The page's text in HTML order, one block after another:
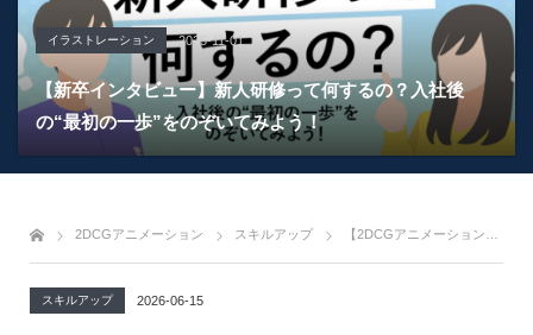
イラストレーション 2025-11-01
【新卒インタビュー】新人研修って何するの？入社後
の“最初の一歩”をのぞいてみよう！
VTuber 2026-01-07
アニメチームポートフォリオ 「いるるのお部屋」背景
アニメーション
スキルアップ 2025-07-01
アニメーション ポートフォリオのススメ～構成とイラス
ト～
プロジェクトマネジメント 2026-05-18
【若手PMインタビュー】チームのリアルと、これからの
展望
VTuber 2026-01-07
VTuberモデル「プラネちゃん」のご紹介 #Live2DShowc
ase
スキルアップ 2025-10-28
アニメーション ポートフォリオのススメ～書類選考と中
途採用～
プロジェクトマネジメント 2026-06-08
リモート時代のプロジェクトマネジメント・これからの
課題
スキルアップ 2026-03-05
Live2D・Spineで作るアニメーションの12原則の話 ①
概要
スキルアップ 2026-03-05
Live2D・Spineで作るアニメーションの12原則の話 ②
カーブを使いこなそう
就職 2022-07-19
【就活生向け】新卒入社デザイナーに聞く「ゲーム業界
のポートフォリオ制作」ポイント
2DCGアニメーション スキルアップ 【2DCGアニメーション講座】タメツメで重さを操り見せ場を作ろう
スキルアップ 2026-06-15